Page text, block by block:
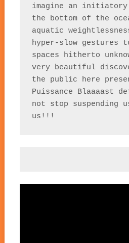
imagine an
the bottom of the
aquatic
hyper-slow gestures
spaces hitherto
very beautiful
the public here
Puissance Blaaaast
not stop suspending
us!!!